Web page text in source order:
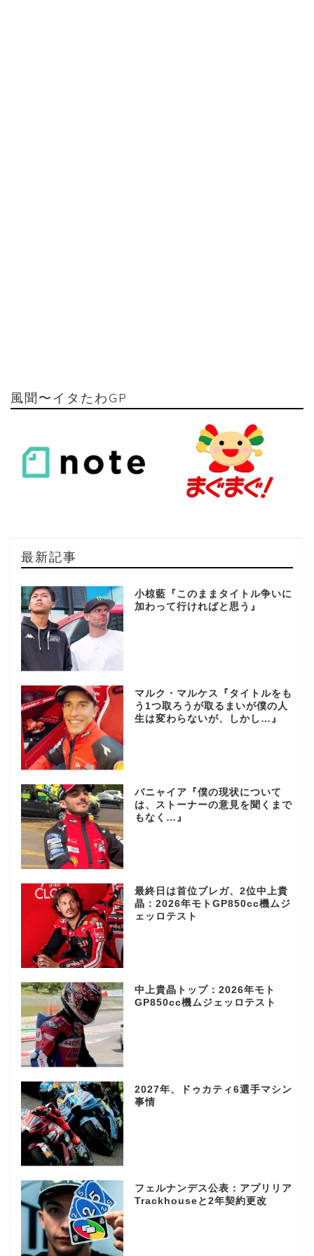
風聞〜イタたわGP
最新記事
小椋藍『このままタイトル争いに
加わって行ければと思う』
マルク・マルケス『タイトルをも
う1つ取ろうが取るまいが僕の人
生は変わらないが、しかし…』
バニャイア『僕の現状について
は、ストーナーの意見を聞くまで
もなく…』
最終日は首位ブレガ、2位中上貴
晶：2026年モトGP850cc機ムジ
ェッロテスト
中上貴晶トップ：2026年モト
GP850cc機ムジェッロテスト
2027年、ドゥカティ6選手マシン
事情
フェルナンデス公表：アプリリア
Trackhouseと2年契約更改